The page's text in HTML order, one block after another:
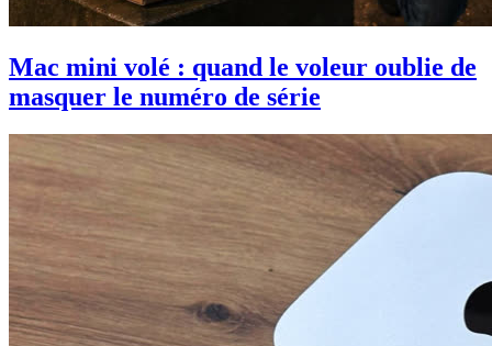
Mac mini volé : quand le voleur oublie de
masquer le numéro de série